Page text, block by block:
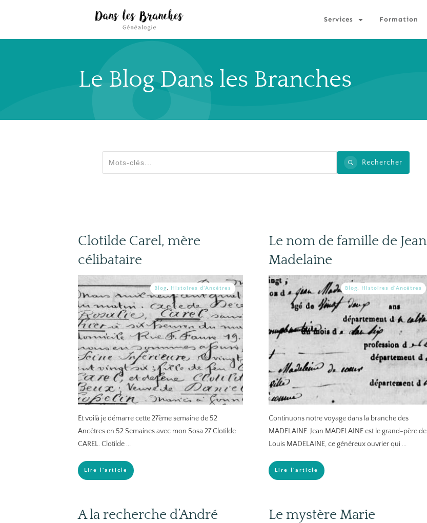
Services Formation
Le Blog Dans les Branches
Rechercher
Clotilde Carel, mère
célibataire
Blog, Histoires d'Ancêtres
Et voilà je démarre cette 27ème semaine de 52
Ancêtres en 52 Semaines avec mon Sosa 27 Clotilde
CAREL. Clotilde ...
Lire l'article
Le nom de famille de Jean
Madelaine
Blog, Histoires d'Ancêtres
Continuons notre voyage dans la branche des
MADELAINE. Jean MADELAINE est le grand-père de
Louis MADELAINE, ce généreux ouvrier qui ...
Lire l'article
A la recherche d’André
Le mystère Marie